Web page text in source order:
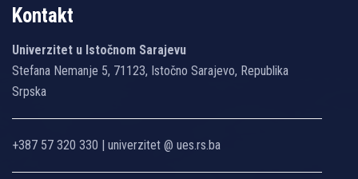
Kontakt
Univerzitet u Istočnom Sarajevu
Stefana Nemanje 5, 71123, Istočno Sarajevo, Republika
Srpska
+387 57 320 330 | univerzitet @ ues.rs.ba